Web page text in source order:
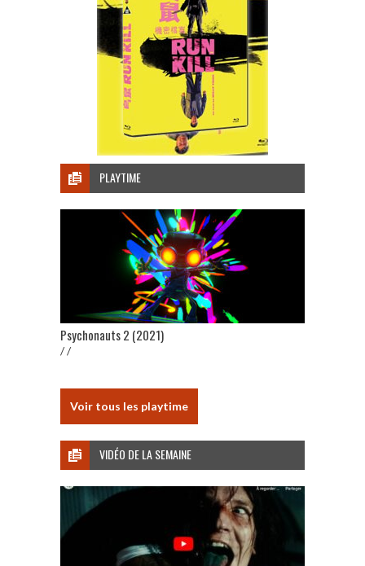
PLAYTIME
Psychonauts 2 (2021)
/ /
Voir tous les playtime
VIDÉO DE LA SEMAINE